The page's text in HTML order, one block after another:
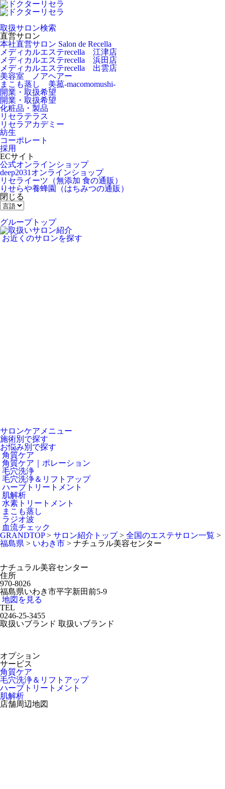
取扱サロン検索
直営サロン
本社直営サロン Salon de Recella
メディカルエステrecella 江津店
メディカルエステrecella 浜田店
メディカルエステrecella 出雲店
美容室 ノアヘアー
まこも蒸し 美菰-macomomushi-
開業・取扱希望
開業・取扱希望
化粧品・製品
リセラテラス
リセラアカデミー
紡生
コーポレート
採用
ECサイト
公式オンラインショップ
deep2031オンラインショップ
リセライーツ （無添加 食の通販）
りせらや養蜂園
（はちみつの通販）
閉じる
グループトップ
お近くのサロンを探す
サロンケアメニュー
施術別で探す
お悩み別で探す
角質ケア
角質ケア｜ポレーション
毛穴洗浄
毛穴洗浄＆リフトアップ
ハーブトリートメント
肌解析
水素トリートメント
まこも蒸し
ラジオ波
血流チェック
GRANDTOP > サロン紹介トップ > 全国のエステサロン一覧 >
福島県 > いわき市 > ナチュラル美容センター
ナチュラル美容センター
住所
970-8026
福島県いわき市平字新田前5-9
地図を見る
TEL
0246-25-3455
取扱いブランド 取扱いブランド
オプション
サービス
角質ケア
毛穴洗浄＆リフトアップ
ハーブトリートメント
肌解析
店舗周辺地図